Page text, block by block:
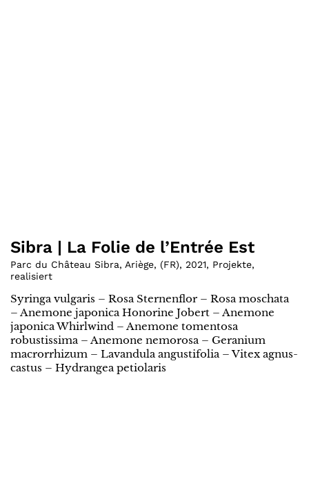
Sibra | La Folie de l’Entrée Est
Parc du Château Sibra, Ariège, (FR), 2021, Projekte,
realisiert
Syringa vulgaris – Rosa Sternenflor – Rosa moschata
– Anemone japonica Honorine Jobert – Anemone
japonica Whirlwind – Anemone tomentosa
robustissima – Anemone nemorosa – Geranium
macrorrhizum – Lavandula angustifolia – Vitex agnus-
castus – Hydrangea petiolaris